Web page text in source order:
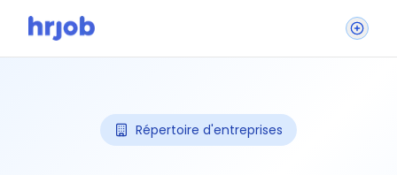
Répertoire d'entreprises